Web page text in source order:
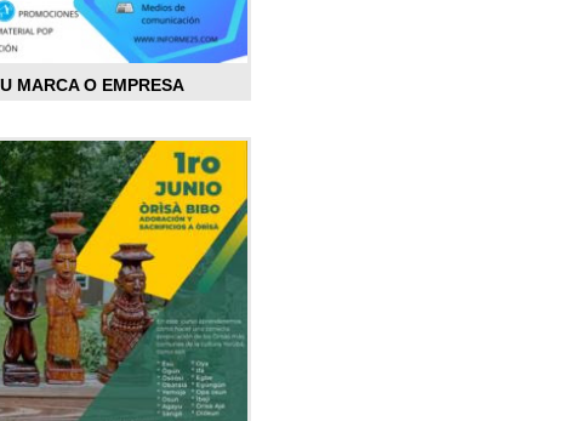
MARCA O EMPRESA